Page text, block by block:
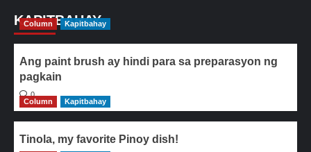
KAPITBAHAY
Column Kapitbahay
Ang paint brush ay hindi para sa preparasyon ng
pagkain
0
Column
Kapitbahay
Tinola, my favorite Pinoy dish!